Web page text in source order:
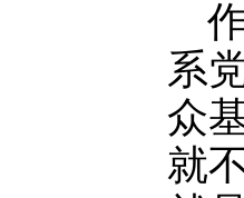
作
系
众
就